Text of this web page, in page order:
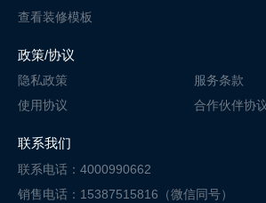
查看装修模板
政策/协议
隐私政策
服务条款
使用协议
合作伙伴协
联系我们
联系电话：4000990662
销售电话：15387515816（微信同号）